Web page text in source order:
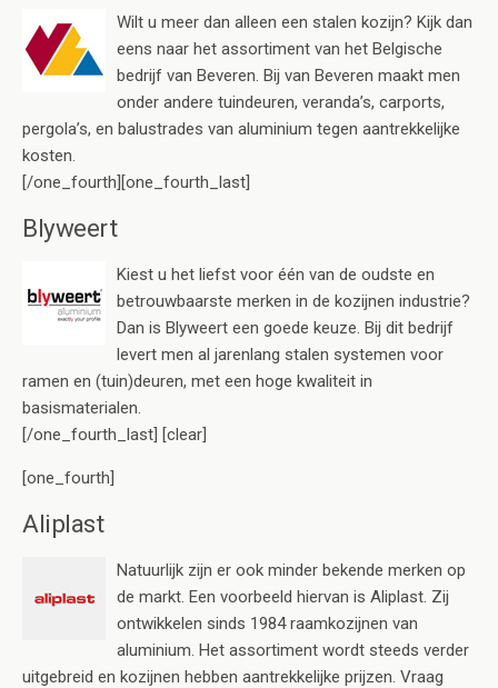
Wilt u meer dan alleen een stalen kozijn? Kijk dan
eens naar het assortiment van het Belgische
bedrijf van Beveren. Bij van Beveren maakt men
onder andere tuindeuren, veranda’s, carports,
pergola’s, en balustrades van aluminium tegen aantrekkelijke
kosten.
[/one_fourth][one_fourth_last]
Blyweert
Kiest u het liefst voor één van de oudste en
betrouwbaarste merken in de kozijnen industrie?
Dan is Blyweert een goede keuze. Bij dit bedrijf
levert men al jarenlang stalen systemen voor
ramen en (tuin)deuren, met een hoge kwaliteit in
basismaterialen.
[/one_fourth_last] [clear]
[one_fourth]
Aliplast
Natuurlijk zijn er ook minder bekende merken op
de markt. Een voorbeeld hiervan is Aliplast. Zij
ontwikkelen sinds 1984 raamkozijnen van
aluminium. Het assortiment wordt steeds verder
uitgebreid en kozijnen hebben aantrekkelijke prijzen. Vraag